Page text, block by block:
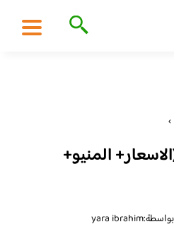
›
المنيو+
بواسطة:yara ibrahim